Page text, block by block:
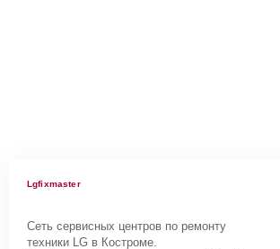
Lgfixmaster
Сеть сервисных центров по ремонту
техники LG в Костроме.